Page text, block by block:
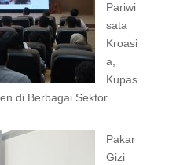
Pariwi
sata
Kroasi
a,
Kupas
di Berbagai Sektor
Pakar
Gizi